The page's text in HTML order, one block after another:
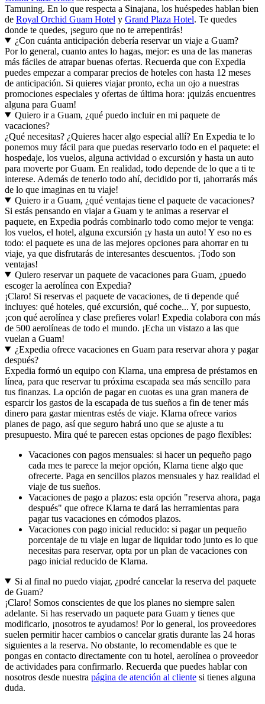
Tamuning. En lo que respecta a Sinajana, los huéspedes hablan bien
de Royal Orchid Guam Hotel y Grand Plaza Hotel. Te quedes
donde te quedes, ¡seguro que no te arrepentirás!
¿Con cuánta anticipación debería reservar un viaje a Guam?
Por lo general, cuanto antes lo hagas, mejor: es una de las maneras
más fáciles de atrapar buenas ofertas. Recuerda que con Expedia
puedes empezar a comparar precios de hoteles con hasta 12 meses
de anticipación. Si quieres viajar pronto, echa un ojo a nuestras
promociones especiales y ofertas de última hora: ¡quizás encuentres
alguna para Guam!
Quiero ir a Guam, ¿qué puedo incluir en mi paquete de
vacaciones?
¿Qué necesitas? ¿Quieres hacer algo especial allí? En Expedia te lo
ponemos muy fácil para que puedas reservarlo todo en el paquete: el
hospedaje, los vuelos, alguna actividad o excursión y hasta un auto
para moverte por Guam. En realidad, todo depende de lo que a ti te
interese. Además de tenerlo todo ahí, decidido por ti, ¡ahorrarás más
de lo que imaginas en tu viaje!
Quiero ir a Guam, ¿qué ventajas tiene el paquete de vacaciones?
Si estás pensando en viajar a Guam y te animas a reservar el
paquete, en Expedia podrás combinarlo todo como mejor te venga:
los vuelos, el hotel, alguna excursión ¡y hasta un auto! Y eso no es
todo: el paquete es una de las mejores opciones para ahorrar en tu
viaje, ya que disfrutarás de interesantes descuentos. ¡Todo son
ventajas!
Quiero reservar un paquete de vacaciones para Guam, ¿puedo
escoger la aerolínea con Expedia?
¡Claro! Si reservas el paquete de vacaciones, de ti depende qué
incluyes: qué hoteles, qué excursión, qué coche... Y, por supuesto,
¡con qué aerolínea y clase prefieres volar! Expedia colabora con más
de 500 aerolíneas de todo el mundo. ¡Echa un vistazo a las que
vuelan a Guam!
¿Expedia ofrece vacaciones en Guam para reservar ahora y pagar
después?
Expedia formó un equipo con Klarna, una empresa de préstamos en
línea, para que reservar tu próxima escapada sea más sencillo para
tus finanzas. La opción de pagar en cuotas es una gran manera de
esparcir los gastos de la escapada de tus sueños a fin de tener más
dinero para gastar mientras estés de viaje. Klarna ofrece varios
planes de pago, así que seguro habrá uno que se ajuste a tu
presupuesto. Mira qué te parecen estas opciones de pago flexibles:
Vacaciones con pagos mensuales: si hacer un pequeño pago
cada mes te parece la mejor opción, Klarna tiene algo que
ofrecerte. Paga en sencillos plazos mensuales y haz realidad el
viaje de tus sueños.
Vacaciones de pago a plazos: esta opción "reserva ahora, paga
después" que ofrece Klarna te dará las herramientas para
pagar tus vacaciones en cómodos plazos.
Vacaciones con pago inicial reducido: si pagar un pequeño
porcentaje de tu viaje en lugar de liquidar todo junto es lo que
necesitas para reservar, opta por un plan de vacaciones con
pago inicial reducido de Klarna.
Si al final no puedo viajar, ¿podré cancelar la reserva del paquete
de Guam?
¡Claro! Somos conscientes de que los planes no siempre salen
adelante. Si has reservado un paquete para Guam y tienes que
modificarlo, ¡nosotros te ayudamos! Por lo general, los proveedores
suelen permitir hacer cambios o cancelar gratis durante las 24 horas
siguientes a la reserva. No obstante, lo recomendable es que te
pongas en contacto directamente con tu hotel, aerolínea o proveedor
de actividades para confirmarlo. Recuerda que puedes hablar con
nosotros desde nuestra página de atención al cliente si tienes alguna
duda.